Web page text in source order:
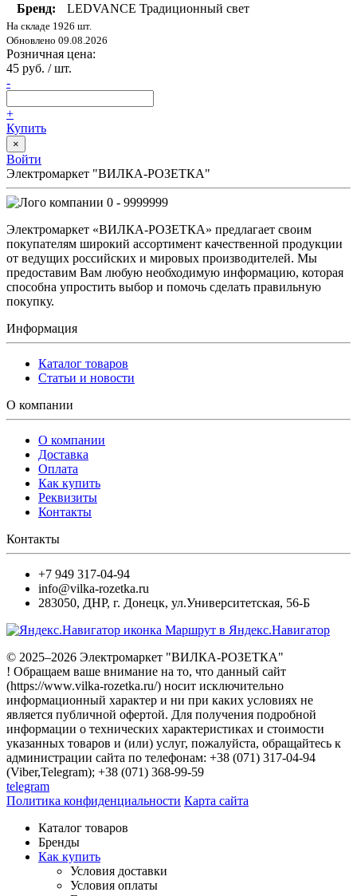
Бренд:
LEDVANCE Традиционный свет
На складе 1926 шт.
Обновлено 09.08.2026
Розничная цена:
45 руб. / шт.
-
+
Купить
×
Войти
Электромаркет "ВИЛКА-РОЗЕТКА"
0 - 9999999
Электромаркет «ВИЛКА-РОЗЕТКА» предлагает своим
покупателям широкий ассортимент качественной продукции
от ведущих российских и мировых производителей. Мы
предоставим Вам любую необходимую информацию, которая
способна упростить выбор и помочь сделать правильную
покупку.
Информация
Каталог товаров
Статьи и новости
О компании
О компании
Доставка
Оплата
Как купить
Реквизиты
Контакты
Контакты
+7 949 317-04-94
info@vilka-rozetka.ru
283050, ДНР, г. Донецк, ул.Университетская, 56-Б
Маршрут в Яндекс.Навигатор
© 2025–2026 Электромаркет "ВИЛКА-РОЗЕТКА"
! Обращаем ваше внимание на то, что данный сайт
(https://www.vilka-rozetka.ru/) носит исключительно
информационный характер и ни при каких условиях не
является публичной офертой. Для получения подробной
информации о технических характеристиках и стоимости
указанных товаров и (или) услуг, пожалуйста, обращайтесь к
администрации сайта по телефонам: +38 (071) 317-04-94
(Viber,Telegram); +38 (071) 368-99-59
telegram
Политика конфиденциальности Карта сайта
Каталог товаров
Бренды
Как купить
Условия доставки
Условия оплаты